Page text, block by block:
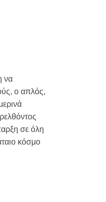
να
ο απλός,
σε όλη
κόσμο